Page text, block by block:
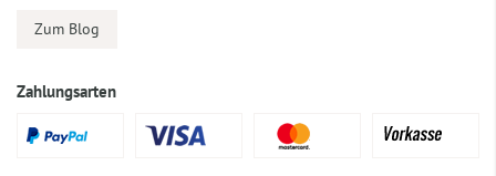
Zum Blog
Zahlungsarten